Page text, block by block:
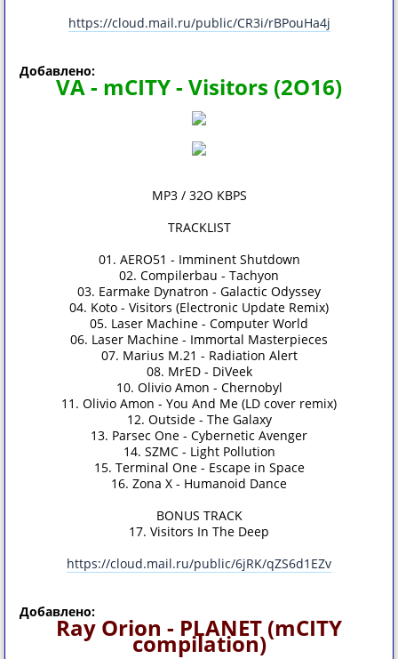
https://cloud.mail.ru/public/CR3i/rBPouHa4j
Добавлено:
VA - mCITY - Visitors (2O16)
MP3 / 32O KBPS
TRACKLIST
01. AERO51 - Imminent Shutdown
02. Compilerbau - Tachyon
03. Earmake Dynatron - Galactic Odyssey
04. Koto - Visitors (Electronic Update Remix)
05. Laser Machine - Computer World
06. Laser Machine - Immortal Masterpieces
07. Marius M.21 - Radiation Alert
08. MrED - DiVeek
10. Olivio Amon - Chernobyl
11. Olivio Amon - You And Me (LD cover remix)
12. Outside - The Galaxy
13. Parsec One - Cybernetic Avenger
14. SZMC - Light Pollution
15. Terminal One - Escape in Space
16. Zona X - Humanoid Dance
BONUS TRACK
17. Visitors In The Deep
https://cloud.mail.ru/public/6jRK/qZS6d1EZv
Добавлено:
Ray Orion - PLANET (mCITY
compilation)